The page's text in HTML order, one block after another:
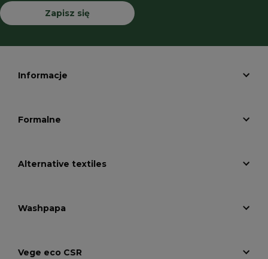
Zapisz się
Informacje
Formalne
Alternative textiles
Washpapa
Vege eco CSR